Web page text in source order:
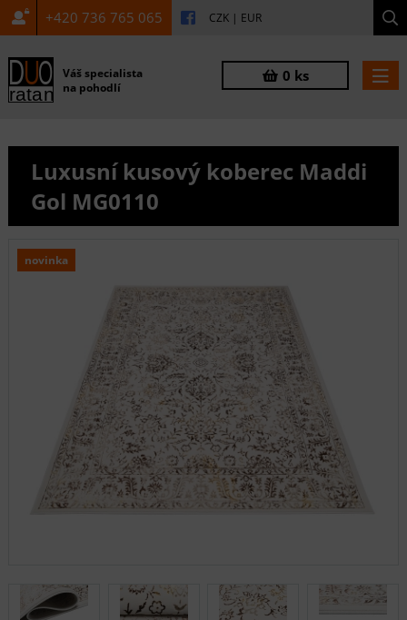
+420 736 765 065 CZK | EUR
Váš specialista
na pohodlí
0 ks
Luxusní kusový koberec Maddi
Gol MG0110
novinka